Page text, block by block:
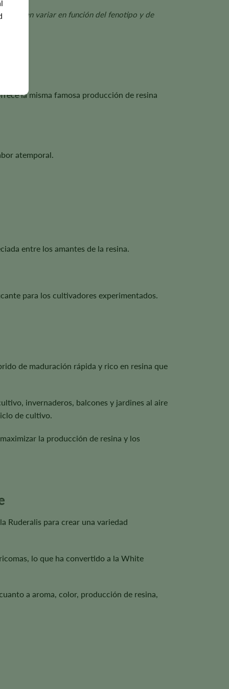
pueden variar en función del fenotipo y de
la misma famosa producción de resina
atemporal.
entre los amantes de la resina.
para los cultivadores experimentados.
de maduración rápida y rico en resina que
invernaderos, balcones y jardines al aire
de cultivo.
la producción de resina y los
Ruderalis para crear una variedad
lo que ha convertido a la White
a aroma, color, producción de resina,